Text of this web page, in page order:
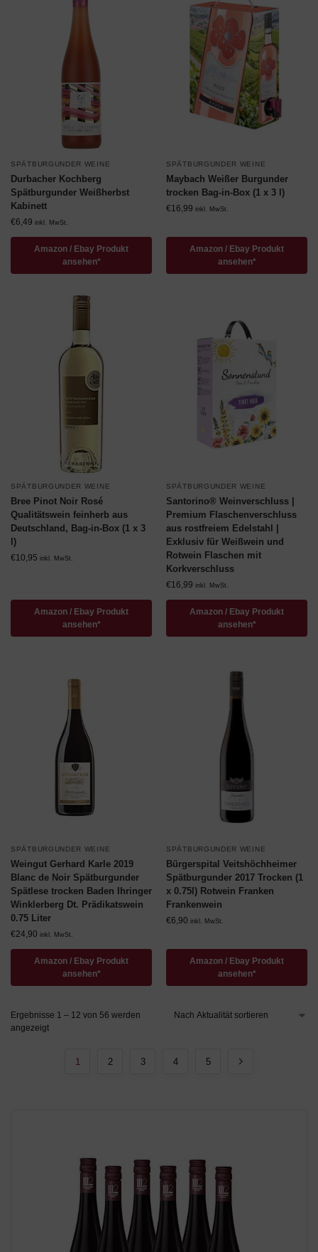
SPÄTBURGUNDER WEINE
Durbacher Kochberg
Spätburgunder Weißherbst
Kabinett
€6,49 inkl. MwSt.
Amazon / Ebay Produkt
ansehen*
SPÄTBURGUNDER WEINE
Maybach Weißer Burgunder
trocken Bag-in-Box (1 x 3 l)
€16,99 inkl. MwSt.
Amazon / Ebay Produkt
ansehen*
SPÄTBURGUNDER WEINE
Bree Pinot Noir Rosé
Qualitätswein feinherb aus
Deutschland, Bag-in-Box (1 x 3
l)
€10,95 inkl. MwSt.
Amazon / Ebay Produkt
ansehen*
SPÄTBURGUNDER WEINE
Santorino® Weinverschluss |
Premium Flaschenverschluss
aus rostfreiem Edelstahl |
Exklusiv für Weißwein und
Rotwein Flaschen mit
Korkverschluss
€16,99 inkl. MwSt.
Amazon / Ebay Produkt
ansehen*
SPÄTBURGUNDER WEINE
Weingut Gerhard Karle 2019
Blanc de Noir Spätburgunder
Spätlese trocken Baden Ihringer
Winklerberg Dt. Prädikatswein
0.75 Liter
€24,90 inkl. MwSt.
Amazon / Ebay Produkt
ansehen*
SPÄTBURGUNDER WEINE
Bürgerspital Veitshöchheimer
Spätburgunder 2017 Trocken (1
x 0.75l) Rotwein Franken
Frankenwein
€6,90 inkl. MwSt.
Amazon / Ebay Produkt
ansehen*
Ergebnisse 1 – 12 von 56 werden
angezeigt
1 2 3 4 5